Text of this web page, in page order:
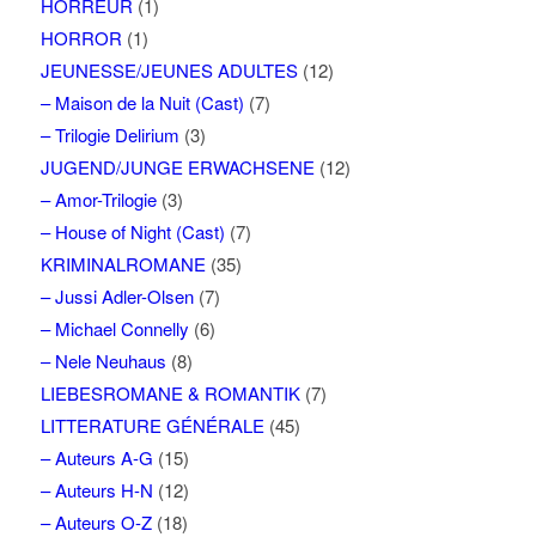
HORREUR (1)
HORROR (1)
JEUNESSE/JEUNES ADULTES(12)
– Maison de la Nuit (Cast) (7)
– Trilogie Delirium (3)
JUGEND/JUNGE ERWACHSENE (12)
– Amor-Trilogie(3)
– House of Night (Cast) (7)
KRIMINALROMANE (35)
– Jussi Adler-Olsen(7)
– Michael Connelly (6)
– Nele Neuhaus (8)
LIEBESROMANE & ROMANTIK(7)
LITTERATURE GÉNÉRALE (45)
– Auteurs A-G (15)
– Auteurs H-N (12)
– Auteurs O-Z(18)